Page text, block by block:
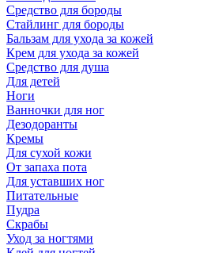
Средство для бороды
Стайлинг для бороды
Бальзам для ухода за кожей
Крем для ухода за кожей
Средство для душа
Для детей
Ноги
Ванночки для ног
Дезодоранты
Кремы
Для сухой кожи
От запаха пота
Для уставших ног
Питательные
Пудра
Скрабы
Уход за ногтями